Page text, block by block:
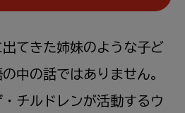
てきた姉妹のような子ど
中の話ではありません。
チルドレンが活動するウ